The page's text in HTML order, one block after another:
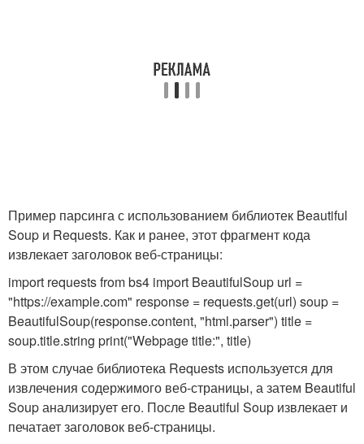
Пример парсинга с использованием библиотек Beautiful
Soup и Requests. Как и ранее, этот фрагмент кода
извлекает заголовок веб-страницы:
import requests from bs4 import BeautifulSoup url =
"https://example.com" response = requests.get(url) soup =
BeautifulSoup(response.content, "html.parser") title =
soup.title.string print("Webpage title:", title)
В этом случае библиотека Requests используется для
извлечения содержимого веб-страницы, а затем Beautiful
Soup анализирует его. После Beautiful Soup извлекает и
печатает заголовок веб-страницы.